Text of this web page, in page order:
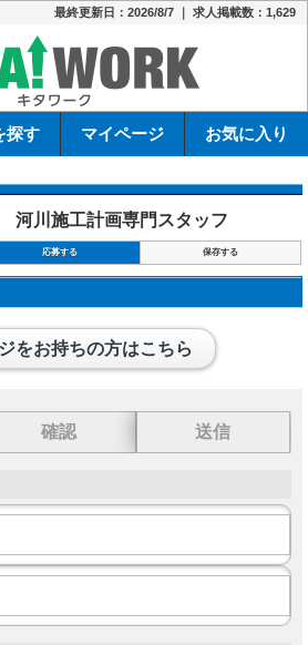
最終更新日：2026/8/7 ｜ 求人掲載数：1,629
探す マイページ お気に入り
河川施工計画専門スタッフ
応募する 保存する
をお持ちの方はこちら
確認 送信